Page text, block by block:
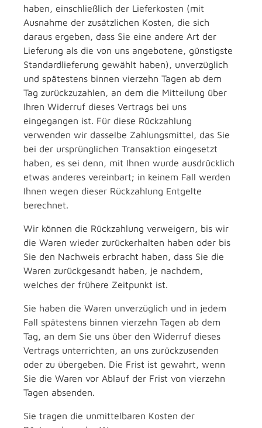
haben, einschließlich der Lieferkosten (mit
Ausnahme der zusätzlichen Kosten, die sich
daraus ergeben, dass Sie eine andere Art der
Lieferung als die von uns angebotene, günstigste
Standardlieferung gewählt haben), unverzüglich
und spätestens binnen vierzehn Tagen ab dem
Tag zurückzuzahlen, an dem die Mitteilung über
Ihren Widerruf dieses Vertrags bei uns
eingegangen ist. Für diese Rückzahlung
verwenden wir dasselbe Zahlungsmittel, das Sie
bei der ursprünglichen Transaktion eingesetzt
haben, es sei denn, mit Ihnen wurde ausdrücklich
etwas anderes vereinbart; in keinem Fall werden
Ihnen wegen dieser Rückzahlung Entgelte
berechnet.
Wir können die Rückzahlung verweigern, bis wir
die Waren wieder zurückerhalten haben oder bis
Sie den Nachweis erbracht haben, dass Sie die
Waren zurückgesandt haben, je nachdem,
welches der frühere Zeitpunkt ist.
Sie haben die Waren unverzüglich und in jedem
Fall spätestens binnen vierzehn Tagen ab dem
Tag, an dem Sie uns über den Widerruf dieses
Vertrags unterrichten, an uns zurückzusenden
oder zu übergeben. Die Frist ist gewahrt, wenn
Sie die Waren vor Ablauf der Frist von vierzehn
Tagen absenden.
Sie tragen die unmittelbaren Kosten der